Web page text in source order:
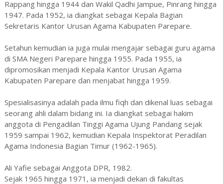
Rappang hingga 1944 dan Wakil Qadhi Jampue, Pinrang hingga
1947. Pada 1952, ia diangkat sebagai Kepala Bagian
Sekretaris Kantor Urusan Agama Kabupaten Parepare.
Setahun kemudian ia juga mulai mengajar sebagai guru agama
di SMA Negeri Parepare hingga 1955. Pada 1955, ia
dipromosikan menjadi Kepala Kantor Urusan Agama
Kabupaten Parepare dan menjabat hingga 1959.
Spesialisasinya adalah pada ilmu fiqh dan dikenal luas sebagai
seorang ahli dalam bidang ini. Ia diangkat sebagai hakim
anggota di Pengadilan Tinggi Agama Ujung Pandang sejak
1959 sampai 1962, kemudian Kepala Inspektorat Peradilan
Agama Indonesia Bagian Timur (1962-1965).
Ali Yafie sebagai Anggota DPR, 1982.
Sejak 1965 hingga 1971, ia menjadi dekan di fakultas